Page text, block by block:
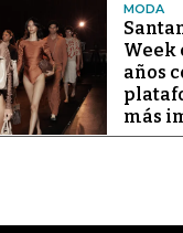
MODA
Week
años
más